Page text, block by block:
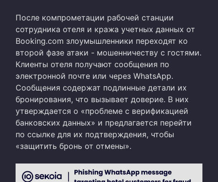
После компрометации рабочей станции
сотрудника отеля и кража учетных данных от
Booking.com злоумышленники переходят ко
второй фазе атаки - мошенничеству с гостями.
Клиенты отеля получают сообщения по
электронной почте или через WhatsApp.
Сообщения содержат подлинные детали их
бронирования, что вызывает доверие. В них
утверждается о «проблеме с верификацией
банковских данных» и предлагается перейти
по ссылке для их подтверждения, чтобы
«защитить бронь от отмены».